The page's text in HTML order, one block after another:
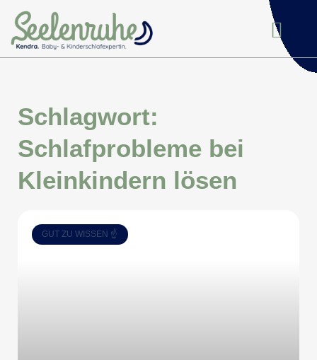
Schlagwort:
Schlafprobleme bei
Kleinkindern lösen
GUT ZU WISSEN ☝️